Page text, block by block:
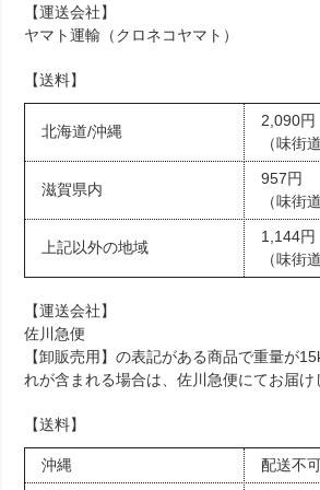
【運送会社】
ヤマト運輸（クロネコヤマト）
【送料】
北海道/沖縄
2,090円
（味街
滋賀県内
957円
（味街
上記以外の地域
1,144円
（味街
【運送会社】
佐川急便
【卸販売用】の表記がある商品で重量が
れが含まれる場合は、佐川急便にてお届け
【送料】
沖縄
配送不